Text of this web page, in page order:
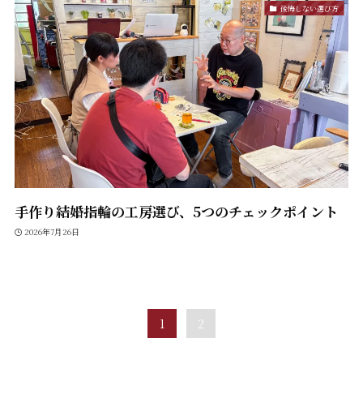
後悔しない選び方
手作り結婚指輪の工房選び、5つのチェックポイント
2026年7月26日
1 2